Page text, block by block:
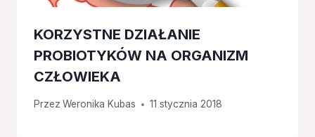
KORZYSTNE DZIAŁANIE
PROBIOTYKÓW NA ORGANIZM
CZŁOWIEKA
Przez Weronika Kubas 11 stycznia 2018